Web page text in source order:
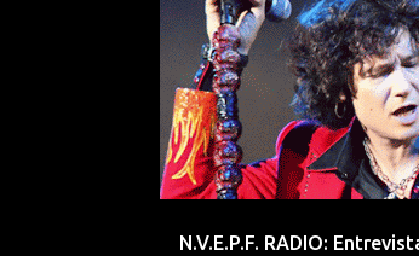
E
n
t
r
a
d
N.V.E.P.F. RADIO:
ARCO FM BUNBURY